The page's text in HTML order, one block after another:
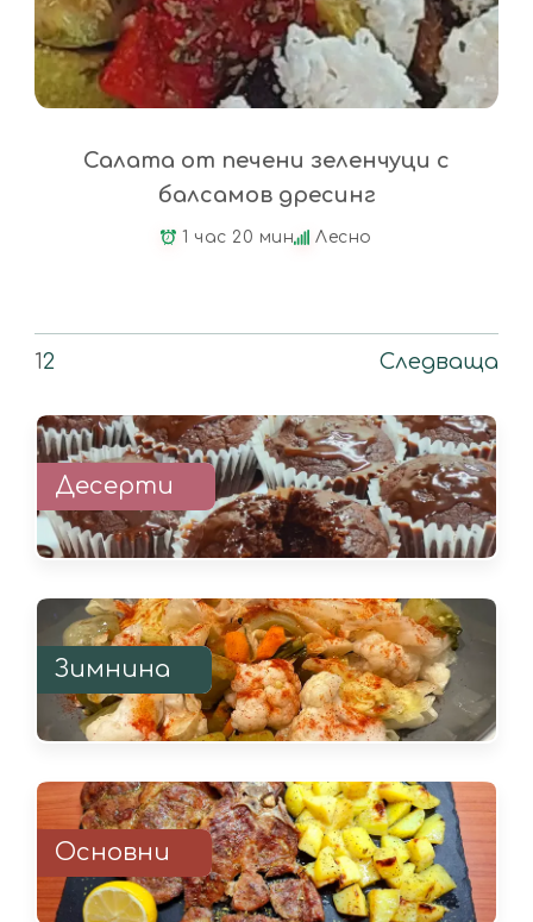
Салата от печени зеленчуци с
балсамов дресинг
1 час 20 мин Лесно
12 Следваща
Десерти
Зимнина
Основни